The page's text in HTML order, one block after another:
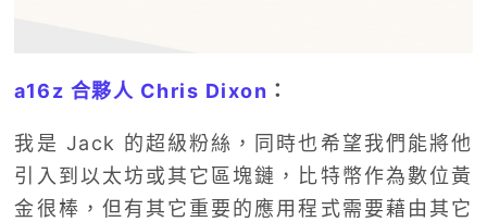
a16z 合夥人 Chris Dixon ：
我是 Jack 的超級粉絲，同時也希望我們能將他
引入到以太坊或其它區塊鏈，比特幣作為數位黃
金很棒，但有其它重要的應用程式需要藉由其它